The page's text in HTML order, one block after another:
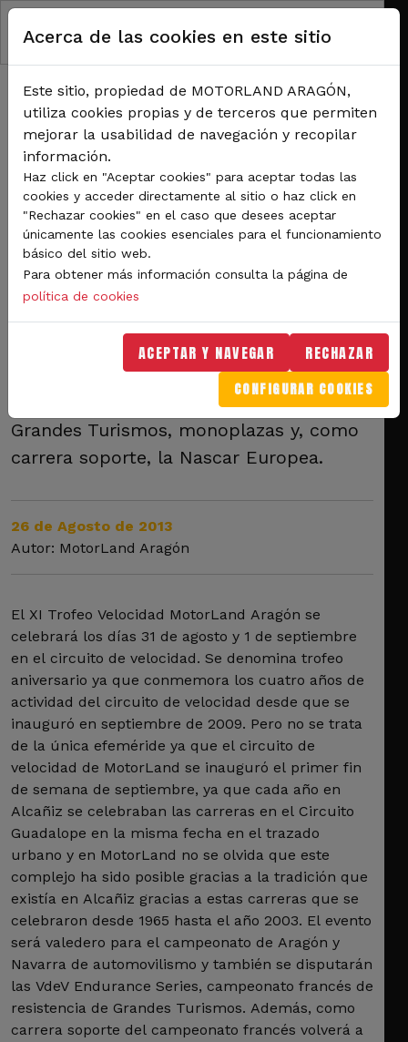
Pasar al contenido principal
RUTA DE NAVEGACIÓN
Inicio
Noticias
MotorLand Aragón
Los coches protagonistas
este fin de semana en el
XI Trofeo Velocidad de
MotorLand Aragón
Dentro del trofeo se celebrará el
campeonato de Aragón y Navarra de
automovilismo y como plato fuerte el
campeonato francés de Resistencia de
GTs Endurance Series VdeV. Dentro del
campeonato francés se participarán
Grandes Turismos, monoplazas y, como
carrera soporte, la Nascar Europea.
26 de Agosto de 2013
Autor: MotorLand Aragón
El XI Trofeo Velocidad MotorLand Aragón se
celebrará los días 31 de agosto y 1 de septiembre
en el circuito de velocidad. Se denomina trofeo
aniversario ya que conmemora los cuatro años de
actividad del circuito de velocidad desde que se
inauguró en septiembre de 2009. Pero no se trata
de la única efeméride ya que el circuito de
velocidad de MotorLand se inauguró el primer fin
de semana de septiembre, ya que cada año en
Alcañiz se celebraban las carreras en el Circuito
Guadalope en la misma fecha en el trazado
urbano y en MotorLand no se olvida que este
complejo ha sido posible gracias a la tradición que
existía en Alcañiz gracias a estas carreras que se
celebraron desde 1965 hasta el año 2003. El evento
será valedero para el campeonato de Aragón y
Navarra de automovilismo y también se disputarán
las VdeV Endurance Series, campeonato francés de
resistencia de Grandes Turismos. Además, como
carrera soporte del campeonato francés volverá a
Acerca de las cookies en este sitio
Este sitio, propiedad de MOTORLAND ARAGÓN,
utiliza cookies propias y de terceros que permiten
mejorar la usabilidad de navegación y recopilar
información.
Haz click en "Aceptar cookies" para aceptar todas las
cookies y acceder directamente al sitio o haz click en
"Rechazar cookies" en el caso que desees aceptar
únicamente las cookies esenciales para el funcionamiento
básico del sitio web.
Para obtener más información consulta la página de
política de cookies
ACEPTAR Y NAVEGAR RECHAZAR
CONFIGURAR COOKIES